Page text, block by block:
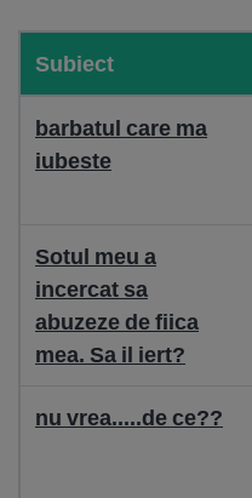
Subiect
barbatul care ma
iubeste
Sotul meu a
incercat sa
abuzeze de fiica
mea. Sa il iert?
nu vrea.....de ce??